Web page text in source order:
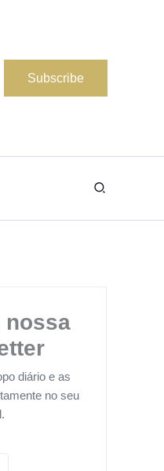
Subscribe
Search
nossa
diário e as
no seu